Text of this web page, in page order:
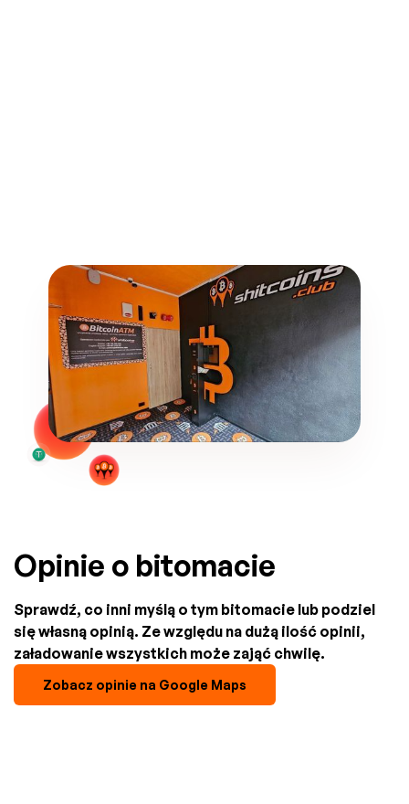
Opinie o bitomacie
Sprawdź, co inni myślą o tym bitomacie lub podziel
się własną opinią. Ze względu na dużą ilość opinii,
załadowanie wszystkich może zająć chwilę.
Zobacz opinie na Google Maps